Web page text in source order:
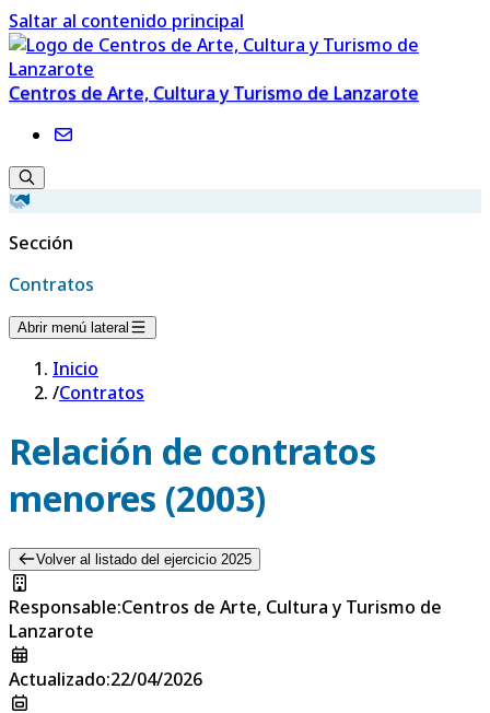
Saltar al contenido principal
Centros de Arte, Cultura y Turismo de Lanzarote
Sección
Contratos
Abrir menú lateral
Inicio
/Contratos
Relación de contratos
menores (2003)
Volver al listado del ejercicio 2025
Responsable:Centros de Arte, Cultura y Turismo de
Lanzarote
Actualizado:22/04/2026